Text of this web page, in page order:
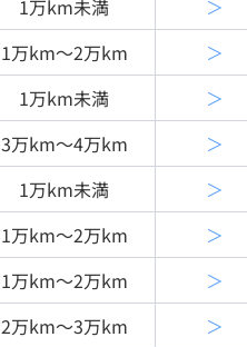
1万km未満
＞
1万km〜2万km
＞
1万km未満
＞
3万km〜4万km
＞
1万km未満
＞
1万km〜2万km
＞
1万km〜2万km
＞
2万km〜3万km
＞